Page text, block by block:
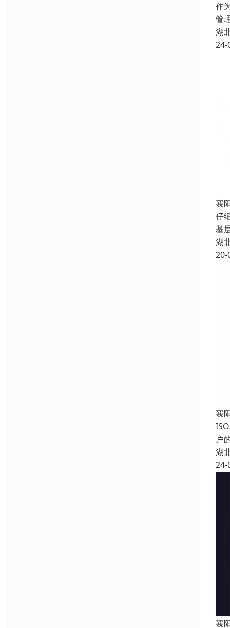
作
管
湖
24-
襄
仔
基
湖
20-
襄
户
湖
24-
襄